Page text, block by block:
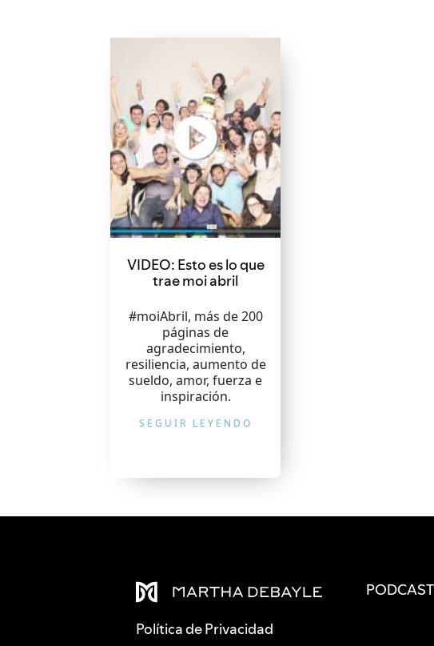
VIDEO: Esto es lo que
trae moi abril
#moiAbril, más de 200
páginas de
agradecimiento,
resiliencia, aumento de
sueldo, amor, fuerza e
inspiración.
SEGUIR LEYENDO
Política de Privacidad
PODCAST